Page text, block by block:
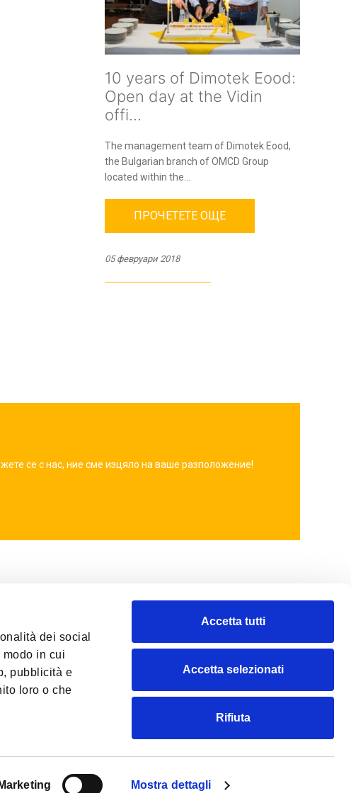
dei social
in cui
pubblicità e
loro o che
Marketing Mostra dettagli
Accetta tutti
Accetta selezionati
Rifiuta
10 years of Dimotek Eood:
Open day at the Vidin
offi...
The management team of Dimotek Eood,
the Bulgarian branch of OMCD Group
located within the...
ПРОЧЕТЕТЕ ОЩЕ
05 февруари 2018
се с нас, ние сме изцяло на ваше разположение!
5
ПОЛИТИКА ЗА ПОВЕРИТЕЛНОСТ
СОЦИАЛНА ОТГОВОРНОСТ:
Политика Конфликт Минерали